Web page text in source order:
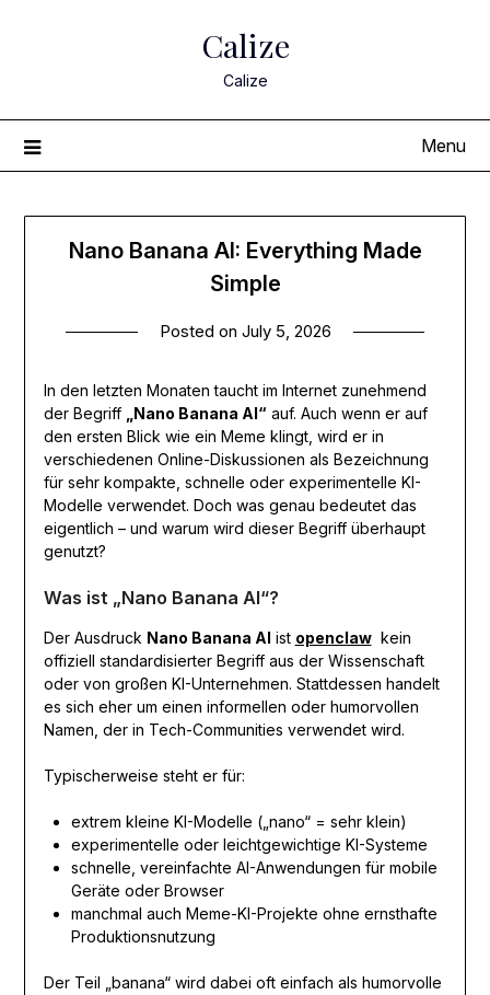
Calize
Calize
Menu
Nano Banana AI: Everything Made
Simple
Posted on July 5, 2026
In den letzten Monaten taucht im Internet zunehmend
der Begriff
„Nano Banana AI“ auf. Auch wenn er auf
den ersten Blick wie ein Meme klingt, wird er in
verschiedenen Online-Diskussionen als Bezeichnung
für sehr kompakte, schnelle oder experimentelle KI-
Modelle verwendet. Doch was genau bedeutet das
eigentlich – und warum wird dieser Begriff überhaupt
genutzt?
Was ist „Nano Banana AI“?
Der Ausdruck Nano Banana AI ist openclawkein
offiziell standardisierter Begriff aus der Wissenschaft
oder von großen KI-Unternehmen. Stattdessen handelt
es sich eher um einen informellen oder humorvollen
Namen, der in Tech-Communities verwendet wird.
Typischerweise steht er für:
extrem kleine KI-Modelle („nano“ = sehr klein)
experimentelle oder leichtgewichtige KI-Systeme
schnelle, vereinfachte AI-Anwendungen für mobile
Geräte oder Browser
manchmal auch Meme-KI-Projekte ohne ernsthafte
Produktionsnutzung
Der Teil „banana“ wird dabei oft einfach als humorvolle